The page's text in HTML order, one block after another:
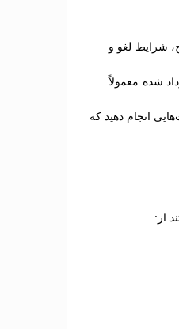
شرایط لغو و
شده معمولاً
انجام دهید که
از: